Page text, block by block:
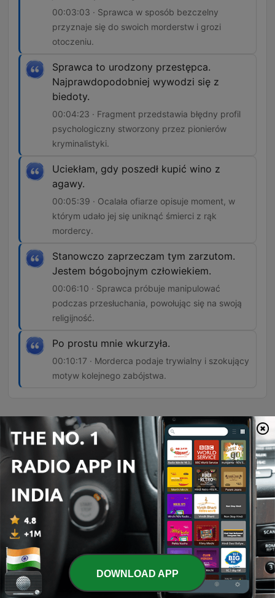
00:03:03 · Sprawca w sposób bezczelny
przyznaje się do swoich morderstw i grozi
otoczeniu.
Sprawca to urodzony przestępca.
Najprawdopodobniej wywodzi się z
biedoty.
00:04:23 · Fragment przedstawia błędny profil
psychologiczny stworzony przez pionierów
kryminalistyki.
Uciekłam, gdy poszedł kupić wino z
agawy.
00:05:39 · Ocalała ofiarze opisuje moment, w
którym udało jej się uniknąć śmierci z rąk
mordercy.
Stanowczo zaprzeczam tym zarzutom.
Jestem bógobojnym człowiekiem.
00:06:10 · Sprawca próbuje manipulować
podczas przesłuchania, powołując się na swoją
religijność.
Po prostu mnie wkurzyła.
00:10:17 · Morderca podaje trywialny i szokujący
motyw kolejnego zabójstwa.
Episodes
474
Meksykański Kuba Rozpruwacz. Kim był El
Chalequero?
Odcinek przedstawia historię Francisco Guerrero Peresa, znanego jako El Chalekero, seryjnego mordercy działającego w Meksyku w latach 1880-1888. Program przybliża tragiczne losy jego ofiar, makabryczny modus operandi sprawcy oraz proces kryminalistyczny, który doprowadził do jego ujęcia. Narracja obejmuje również wątek kontrowersyjnego skrócenia kary przez dyktatora Porfirio Diaza oraz późniejszą ponowną działalność przestępczą mordercy. Analiza skupia się na profilu psychologicznym sprawcy, który mimo pozornej religijności i zamiłowania do elegancji, wykazywał skrajne okrucieństwo. Słuchacz poznaje kulisy śledztwa prowadzonego przez detektywa Francisco Chaveza oraz historię ocalałej ofiary, która odegrała kluczową rolę w demaskacji mordercy.
05 Aug 2026
473
Zabił 9 kobiet i wyszedł na wolność. Potwór z
Turynu - Giancarlo Giudice
Odcinek przedstawia historię Giancarlo Giudice, znanego jako Potwór z Turynu, który w latach 1983–1986 zamordował dziewięć kobiet. Motywem jego zbrodni była nienawiść do kobiet, zakorzeniona w traumatycznym dzieciństwie, przemocy ze strony ojca oraz porzuceniu przez niego na rzecz nowej żony. Tekst opisuje przebieg jego działalności jako kierowcy ciężarówki, wykorzystującego pracę do atakowania prostytutek. Po serii brutalnych morderstw Giudice został schwytany podczas rutynowej kontroli drogowej i przyznał się do winy. Mimo wyroków więzienia, po ponad 22 latach został zwolniony warunkowo i obecnie przebywa w ukryciu pod zmienioną tożsamością.
29 Jul 2026
472 - Uciekł z więzienia i zamienił okolicę w piekło.
Potwór z Miramichi
Odcinek przedstawia historię Alaina Legera, znanego jako Potwór z Miramichi, który w 1989 roku terroryzował prowincję Nowy Brunszwik w Kanadzie. Po ucieczce ze szpitala podczas transportu więźnia, Leger przez siedem miesięcy dokonywał brutalnych morderstw, unikając wykrycia dzięki doskonałej znajomości lokalnych lasów i umiejętnościom przetrwania. Narracja szczegółowo opisuje serię zbrodni, w tym ataki na starsze kobiety oraz księdza, a także narastającą histerię społeczną w regionie. Kluczowym elementem historii jest przełom w krymulaistyce, gdyż to właśnie badania DNA stały się głównym dowodem, który doprowadził do skazania sprawcy i zakończył jego krwawą odyseję.
DOWNLOAD APP